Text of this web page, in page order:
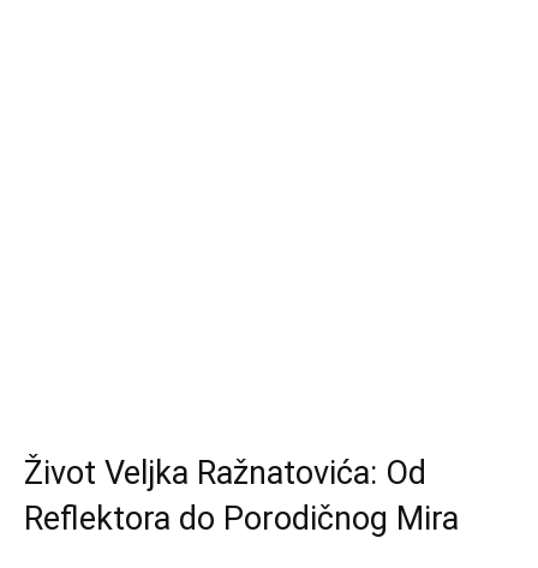
Život Veljka Ražnatovića: Od
Reflektora do Porodičnog Mira